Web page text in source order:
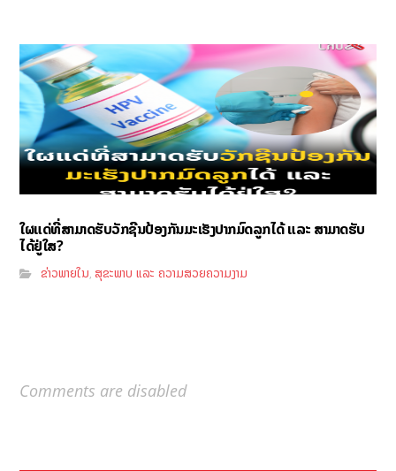
ໃຜແດ່ທີ່ສາມາດຮັບວັກຊີນປ້ອງກັນມະເຮັງປາກມົດລູກໄດ້ ແລະ ສາມາດຮັບ
ໄດ້ຢູ່ໃສ?
ຂ່າວພາຍໃນ,ສຸຂະພາບ ແລະ ຄວາມສວຍຄວາມງາມ
Comments are disabled